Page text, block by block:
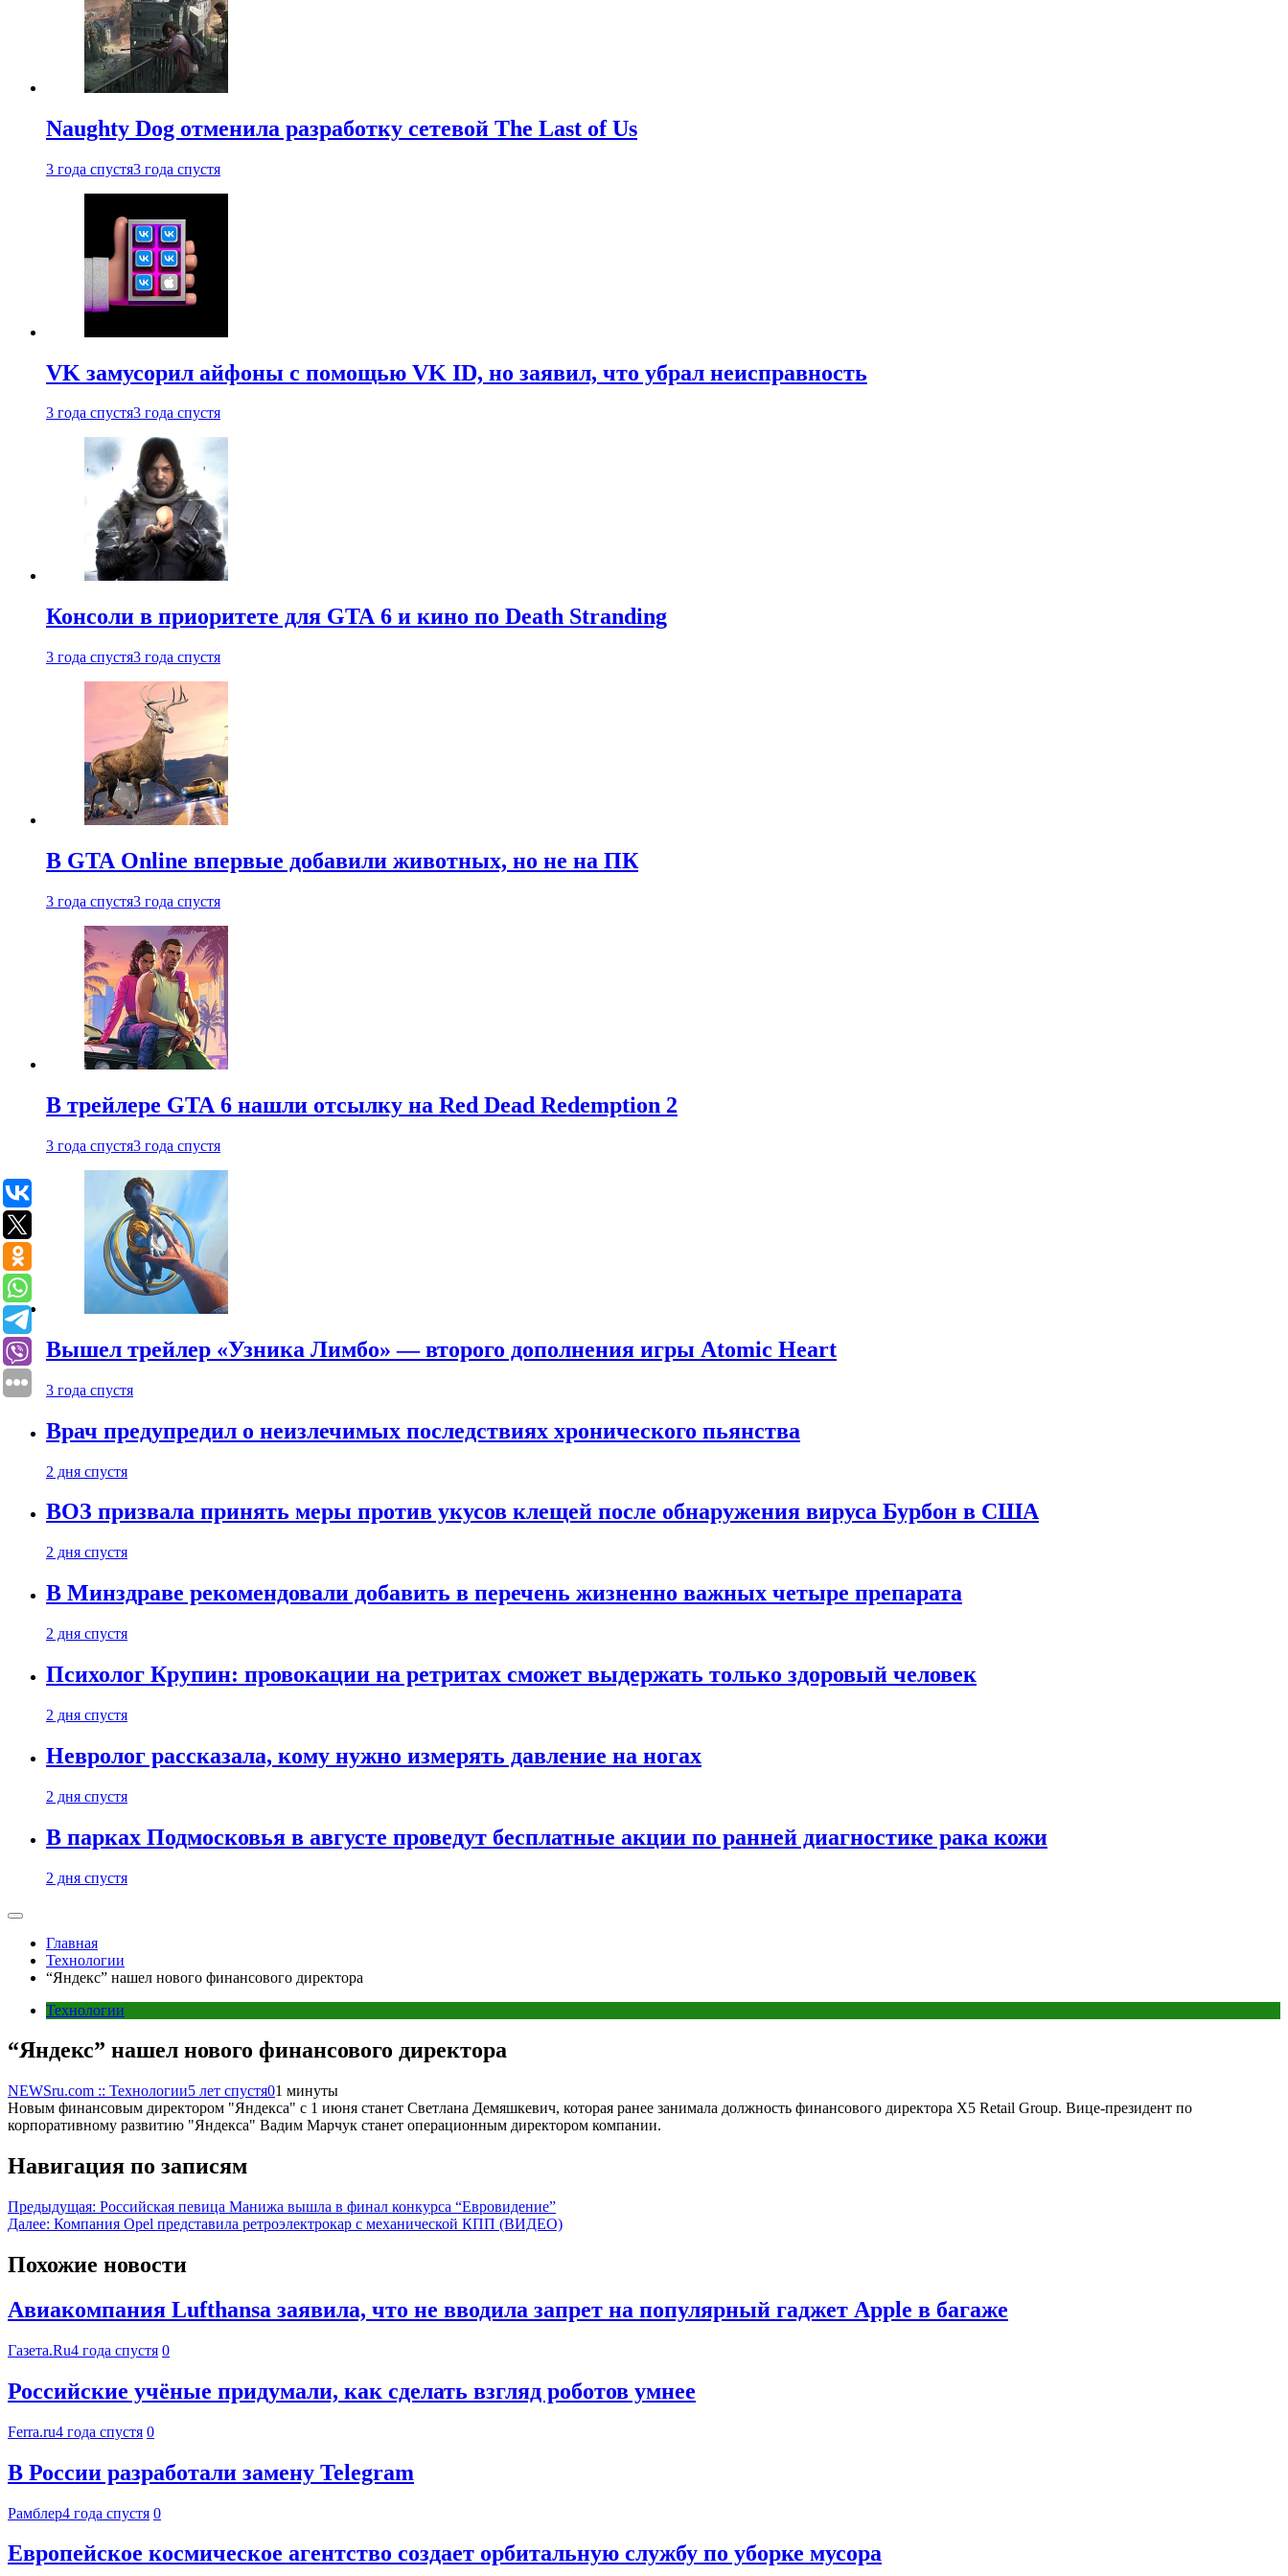
Naughty Dog отменила разработку сетевой The Last of Us
3 года спустя3 года спустя
VK замусорил айфоны с помощью VK ID, но заявил, что убрал неисправность
3 года спустя3 года спустя
Консоли в приоритете для GTA 6 и кино по Death Stranding
3 года спустя3 года спустя
В GTA Online впервые добавили животных, но не на ПК
3 года спустя3 года спустя
В трейлере GTA 6 нашли отсылку на Red Dead Redemption 2
3 года спустя3 года спустя
Вышел трейлер «Узника Лимбо» — второго дополнения игры Atomic Heart
3 года спустя
Врач предупредил о неизлечимых последствиях хронического пьянства
2 дня спустя
ВОЗ призвала принять меры против укусов клещей после обнаружения вируса Бурбон в США
2 дня спустя
В Минздраве рекомендовали добавить в перечень жизненно важных четыре препарата
2 дня спустя
Психолог Крупин: провокации на ретритах сможет выдержать только здоровый человек
2 дня спустя
Невролог рассказала, кому нужно измерять давление на ногах
2 дня спустя
В парках Подмосковья в августе проведут бесплатные акции по ранней диагностике рака кожи
2 дня спустя
Главная
Технологии
“Яндекс” нашел нового финансового директора
Технологии
“Яндекс” нашел нового финансового директора
NEWSru.com :: Технологии5 лет спустя01 минуты
Новым финансовым директором "Яндекса" с 1 июня станет Светлана Демяшкевич, которая ранее занимала должность финансового директора X5 Retail Group. Вице-президент по
корпоративному развитию "Яндекса" Вадим Марчук станет операционным директором компании.
Навигация по записям
Предыдущая: Российская певица Манижа вышла в финал конкурса “Евровидение”
Далее: Компания Opel представила ретроэлектрокар с механической КПП (ВИДЕО)
Похожие новости
Авиакомпания Lufthansa заявила, что не вводила запрет на популярный гаджет Apple в багаже
Газета.Ru4 года спустя 0
Российские учёные придумали, как сделать взгляд роботов умнее
Ferra.ru4 года спустя 0
В России разработали замену Telegram
Рамблер4 года спустя 0
Европейское космическое агентство создает орбитальную службу по уборке мусора